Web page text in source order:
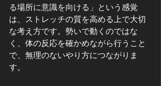
る場所に意識を向ける」という感覚
は、ストレッチの質を高める上で大切
な考え方です。勢いで動くのではな
く、体の反応を確かめながら行うこと
で、無理のないやり方につながりま
す。